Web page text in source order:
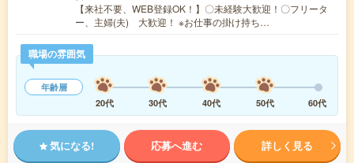
【来社不要、WEB登録OK！】〇未経験大歓迎！〇フリータ
ー、主婦(夫) 大歓迎！ ※お仕事の掛け持ち…
職場の雰囲気
年齢層
20代
30代 40代 50代 60代
気になる! 応募へ進む 詳しく見る